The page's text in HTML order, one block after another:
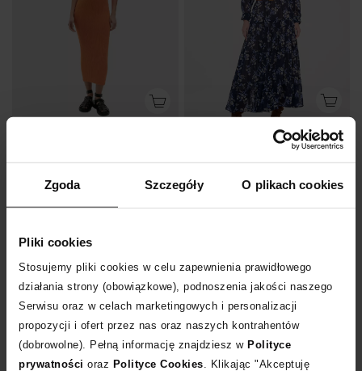
Zgoda Szczegóły O plikach cookies
Pliki cookies
Stosujemy pliki cookies w celu zapewnienia prawidłowego
działania strony (obowiązkowe), podnoszenia jakości naszego
Serwisu oraz w celach marketingowych i personalizacji
propozycji i ofert przez nas oraz naszych kontrahentów
(dobrowolne). Pełną informację znajdziesz w Polityce
prywatności oraz Polityce Cookies . Klikając "Akceptuję
Pomarańczowa sukienka z dzianiny Granatowa maxi sukienka w kwiaty Diva
1 095